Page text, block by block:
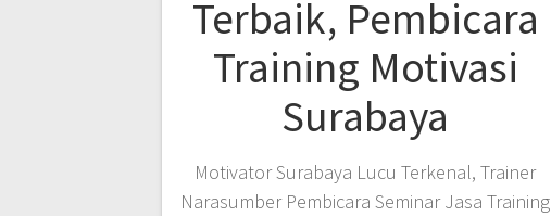
Terbaik, Pembicara
Training Motivasi
Surabaya
Motivator Surabaya Lucu Terkenal, Trainer
Narasumber Pembicara Seminar Jasa Training